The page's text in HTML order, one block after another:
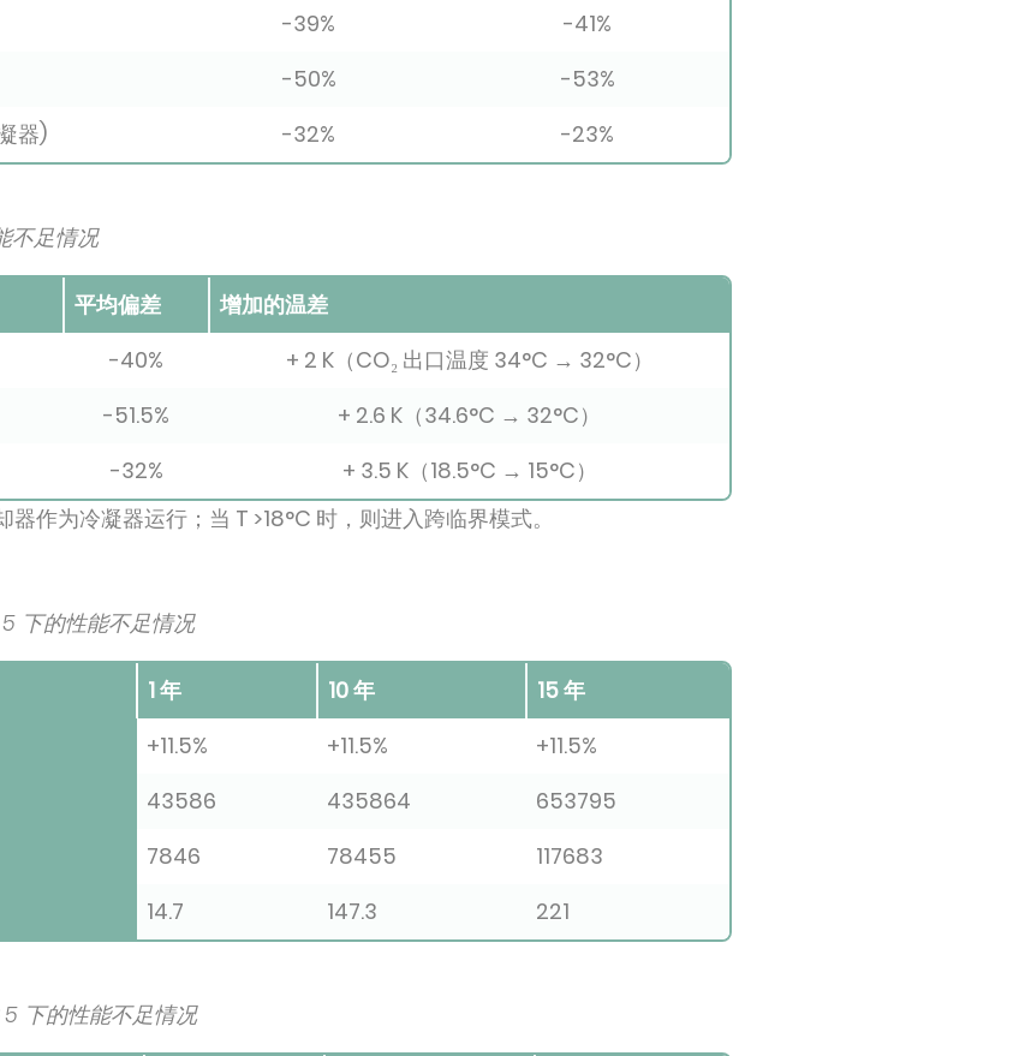
-39%
-41%
-50%
-53%
器)
-32%
-23%
不足情况
平均偏差
增加的温差
-40%
+ 2 K（CO₂ 出口温度 34°C → 32°C）
-51.5%
+ 2.6 K（34.6°C → 32°C）
-32%
+ 3.5 K（18.5°C → 15°C）
作为冷凝器运行；当 T >18°C 时，则进入跨临界模式。
下的性能不足情况
1 年 10 年
15 年
+11.5% +11.5%
+11.5%
43586 435864
653795
7846 78455
117683
14.7 147.3 221
下的性能不足情况